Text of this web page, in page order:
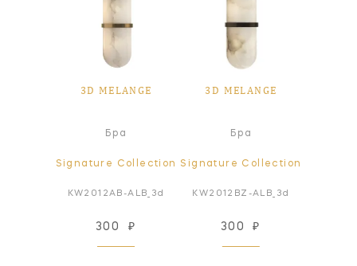
3D MELANGE
Бра
Signature Collection
KW2012AB-ALB_3d
300 ₽
3D MELANGE
Бра
Signature Collection
KW2012BZ-ALB_3d
300 ₽